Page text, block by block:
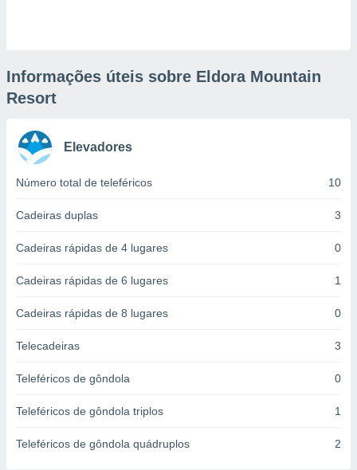
nós e
únicos
e
como a
IP e
possam
tal,
ou opor-
qualquer
Informações úteis sobre Eldora Mountain
Resort
Elevadores
Número total de teleféricos 10
Cadeiras duplas 3
Cadeiras rápidas de 4 lugares 0
Cadeiras rápidas de 6 lugares 1
Cadeiras rápidas de 8 lugares 0
Telecadeiras 3
Teleféricos de gôndola 0
Teleféricos de gôndola triplos 1
Teleféricos de gôndola quádruplos 2